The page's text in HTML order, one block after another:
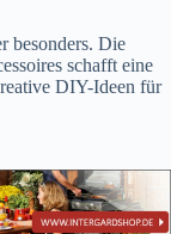
besonders. Die
schafft eine
DIY-Ideen für